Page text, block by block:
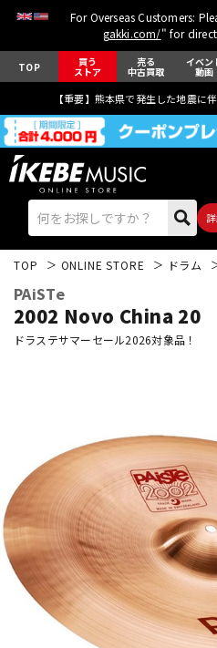
For Overseas Customers:
gakki.com/" for
TOP 買う
ストア
売る
中古買取
イベン
動画
【重要】熊本県で発生した地震に
ドラム
キーボード
管楽器
TOP ONLINE STORE ドラム
PAiSTe
2002 Novo China 20
ドラステサマーセール2026対象品！